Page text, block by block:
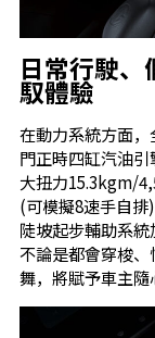
日常行駛
馭體驗
在動力系統方面，
門正時四缸汽油
大扭力15.3kgm/
(可模擬8速手自
陡坡起步輔助系統
不論是都會穿梭
舞，將賦予車主隨